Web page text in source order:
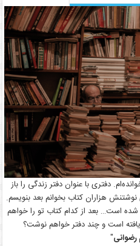
دفتری با عنوان دفتر زندگی را باز
هزاران کتاب بخوانم بعد بنویسم.
است… بعد از کدام کتاب تو را خواهم
است و چند دفتر خواهم نوشت؟
رضوانی"